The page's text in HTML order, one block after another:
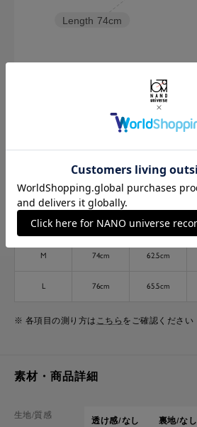
Length 74cm
173cm 70kgRecommended
Find out more on your body type
サイズ 着丈 身幅
M 74cm 62.5cm
L 76cm 65.5cm
※ 各項目の測り方は こちら をご確認ください
素材・商品詳細
生地/質感
透け感/なし 裏地/なし